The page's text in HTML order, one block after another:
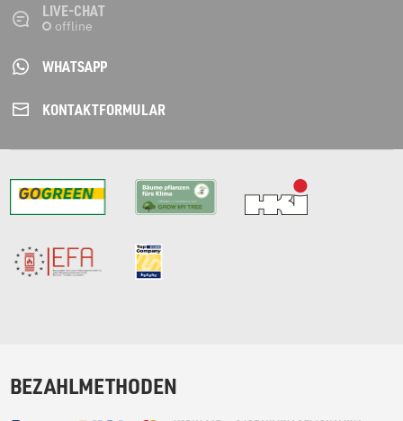
LIVE-CHAT
WHATSAPP
KONTAKT­FORMULAR
BEZAHLMETHODEN